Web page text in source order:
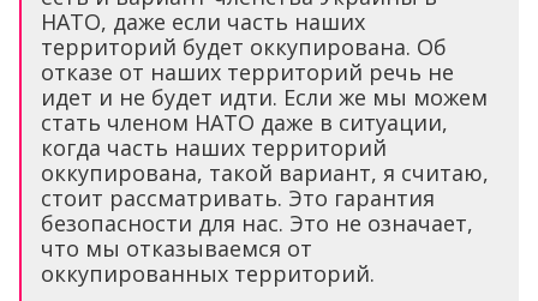
НАТО, даже если часть наших
территорий будет оккупирована. Об
отказе от наших территорий речь не
идет и не будет идти. Если же мы можем
стать членом НАТО даже в ситуации,
когда часть наших территорий
оккупирована, такой вариант, я считаю,
стоит рассматривать. Это гарантия
безопасности для нас. Это не означает,
что мы отказываемся от
оккупированных территорий.